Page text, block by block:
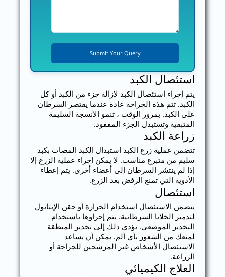
استئصال الكبد
يتم إجراء استئصال الكبد لإزالة جزء من الكبد أو كل
الكبد. تتم هذه الجراحة عادة عندما يقتصر السرطان
على الكبد. بمرور الوقت ، تنمو الأنسجة السليمة
المتبقية وتستبدل الجزء المفقود.
زراعة الكبد
تتضمن عملية زرع الكبد استبدال الكبد المصاب بكبد
سليم من متبرع مناسب. لا يمكن إجراء عملية الزرع إلا
إذا لم ينتشر السرطان إلى أعضاء أخرى. يتم إعطاء
الأدوية التي تمنع الرفض بعد الزرع.
استئصال
يتضمن الاستئصال استخدام الحرارة أو حقن الإيثانول
لتدمير الخلايا السرطانية. يتم إجراؤها باستخدام
التخدير الموضعي. يؤدي ذلك إلى تخدير المنطقة
لمنعك من الشعور بأي ألم. يمكن أن يساعد
الاستئصال الأشخاص غير المرشحين للجراحة أو
الزراعة.
العلاج الكيميائي